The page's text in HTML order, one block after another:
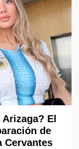
El
de
Cervantes